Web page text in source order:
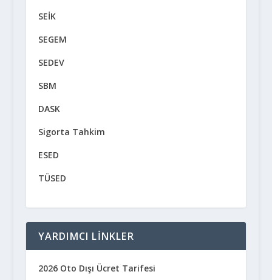
SEİK
SEGEM
SEDEV
SBM
DASK
Sigorta Tahkim
ESED
TÜSED
YARDIMCI LINKLER
2026 Oto Dışı Ücret Tarifesi